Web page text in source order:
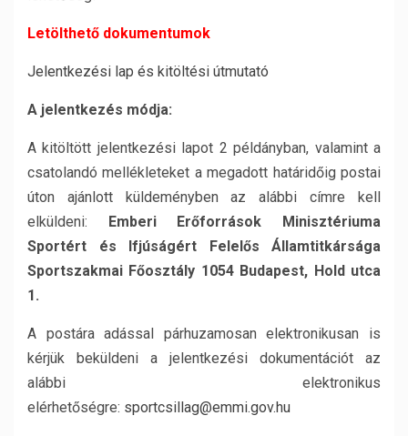
Letölthető dokumentumok
Jelentkezési lap és kitöltési útmutató
A jelentkezés módja:
A kitöltött jelentkezési lapot 2 példányban, valamint a
csatolandó mellékleteket a megadott határidőig postai
úton ajánlott küldeményben az alábbi címre kell
elküldeni: Emberi Erőforrások Minisztériuma
Sportért és Ifjúságért Felelős Államtitkársága
Sportszakmai Főosztály 1054 Budapest, Hold utca
1.
A postára adással párhuzamosan elektronikusan is
kérjük beküldeni a jelentkezési dokumentációt az
alábbi elektronikus
elérhetőségre: sportcsillag@emmi.gov.hu